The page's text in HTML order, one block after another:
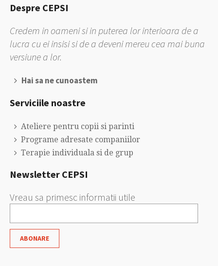
Despre CEPSI
Credem in oameni si in puterea lor interioara de a
lucra cu ei insisi si de a deveni mereu cea mai buna
versiune a lor.
Hai sa ne cunoastem
Serviciile noastre
Ateliere pentru copii si parinti
Programe adresate companiilor
Terapie individuala si de grup
Newsletter CEPSI
Vreau sa primesc informatii utile